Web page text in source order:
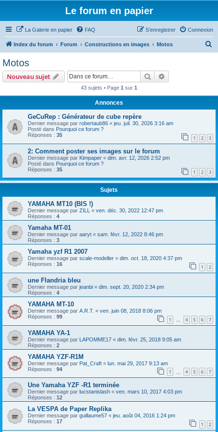
Le forum en papier
La Galerie en papier FAQ Connexion
S’enregistrer
Index du forum Forum Constructions en images Motos
Motos
Nouveau sujet Rechercher
43 sujets • Page 1 sur 1
Annonces
GeCuRep : Générateur de cube repère
Dernier message par robertaub86 « jeu. juil. 30, 2026 3:16 am
Posté dans Pourquoi ce forum ?
Réponses : 35 1 2 3
2: Comment poster ses images sur le forum
Dernier message par Kimpaper « dim. avr. 12, 2026 2:52 pm
Posté dans Pourquoi ce forum ?
Réponses : 35 1 2 3
Sujets
YAMAHA MT10 (BIS !)
Dernier message par ZILL « ven. déc. 30, 2022 12:47 pm
Réponses : 4
Yamaha MT-01
Dernier message par aaryt « sam. févr. 12, 2022 8:46 pm
Réponses : 3
Yamaha yzf R1 2007
Dernier message par scale-modeller « dim. oct. 18, 2020 4:37 pm
Réponses : 16 1 2
une Flandria bleu
Dernier message par jeanbi « dim. sept. 20, 2020 2:34 pm
Réponses : 4
YAMAHA MT-10
Dernier message par A.R.T. « ven. juin 08, 2018 8:06 pm
Réponses : 99 1 … 4 5 6 7
YAMAHA YA-1
Dernier message par LAPOMME17 « dim. févr. 25, 2018 9:05 am
Réponses : 2
YAMAHA YZF-R1M
Dernier message par Pat_Craft « lun. mai 29, 2017 9:13 am
Réponses : 94 1 4 5 6 7
Une Yamaha YZF -R1 terminée
Dernier message par lucstanislash « ven. mars 10, 2017 4:03 pm
Réponses : 12
La VESPA de Paper Replika
Dernier message par guillaume57 « jeu. août 04, 2016 1:24 pm
Réponses : 17 1 2